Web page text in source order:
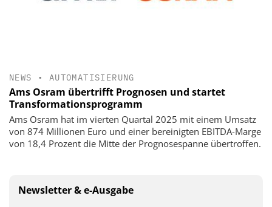
NEWS • AUTOMATISIERUNG
Ams Osram übertrifft Prognosen und startet
Transformationsprogramm
Ams Osram hat im vierten Quartal 2025 mit einem Umsatz
von 874 Millionen Euro und einer bereinigten EBITDA-Marge
von 18,4 Prozent die Mitte der Prognosespanne übertroffen.
Newsletter & e-Ausgabe